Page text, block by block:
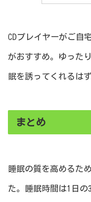
CDプレイヤーがご自
がおすすめ。ゆった
眠を誘ってくれるはず
まとめ
睡眠の質を高めるた
た。睡眠時間は1日